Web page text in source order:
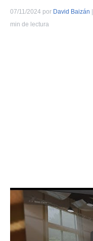
07/11/2024 por David Baizán
min de lectura